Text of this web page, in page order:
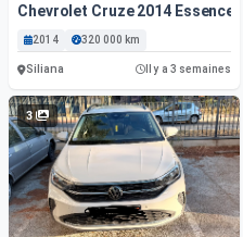
Chevrolet Cruze 2014 Essence
2014 320 000 km
Siliana Il y a 3 semaines
3